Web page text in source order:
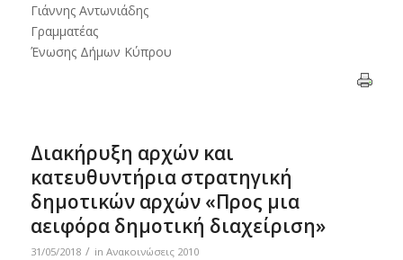
Γιάννης Αντωνιάδης
Γραμματέας
Ένωσης Δήμων Κύπρου
Διακήρυξη αρχών και
κατευθυντήρια στρατηγική
δημοτικών αρχών «Προς μια
αειφόρα δημοτική διαχείριση»
31/05/2018 / in Ανακοινώσεις 2010